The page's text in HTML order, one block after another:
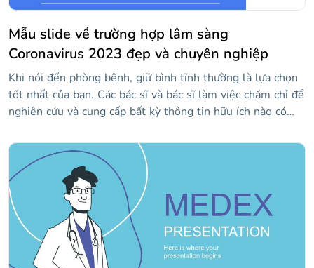
Mẫu slide về trường hợp lâm sàng
Coronavirus 2023 đẹp và chuyên nghiệp
Khi nói đến phòng bệnh, giữ bình tĩnh thường là lựa chọn
tốt nhất của bạn. Các bác sĩ và bác sĩ làm việc chăm chỉ để
nghiên cứu và cung cấp bất kỳ thông tin hữu ích nào có
trình bày chính thức về coronavirus.